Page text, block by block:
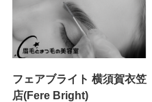
フェアブライト 横須賀衣笠
店(Fere Bright)